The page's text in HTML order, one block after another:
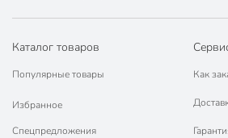
Каталог товаров
Популярные товары
Избранное
Спецпредложения
Как